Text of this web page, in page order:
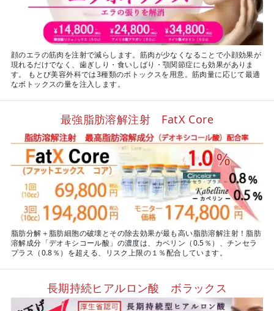
顔のエラの筋肉を注射で減らします。筋肉が少なくなることで小顔効果が
現れるだけでなく、歯ぎしり・食いしばり・顎関節症にも効果がありま
す。 もとび美容外科では3種類のボトックスを用意。筋肉量に応じて最適
なボトックスの量を注入します。
最強脂肪溶解注射 FatX Core
脂肪分解＋脂肪細胞の破壊とその除去効果が最も高い脂肪溶解注射！脂肪
溶解成分「デオキシコール酸」の濃度は、カベリン（0.5％）、チンセラ
プラス（0.8％）を超える、リスク上限の１％配合しています。
長期持続ヒアルロン酸 ボラックス